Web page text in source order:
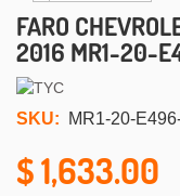
FARO
2016 MR1-20-
SKU: MR1-20-
1,633.00